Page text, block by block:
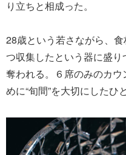
り立ちと相成った。
28歳という若さながら、
つ収集したという器に盛
奪われる。６席のみのカ
めに“旬間”を大切にしたひ